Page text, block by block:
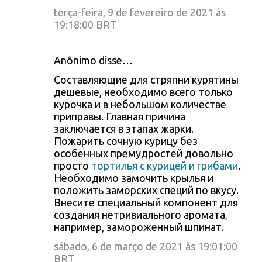
terça-feira, 9 de fevereiro de 2021 às
19:18:00 BRT
Anônimo disse…
Составляющие для стряпни курятины
дешевые, необходимо всего только
курочка и в небольшом количестве
приправы. Главная причина
заключается в этапах жарки.
Пожарить сочную курицу без
особенных премудростей довольно
просто тортилья с курицей и грибами.
Необходимо замочить крылья и
положить заморских специй по вкусу.
Внесите специальный компонент для
создания нетривиального аромата,
например, замороженный шпинат.
sábado, 6 de março de 2021 às 19:01:00
BRT